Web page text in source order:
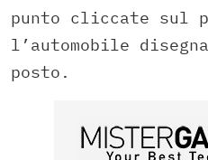
punto cliccate sul
l’automobile
posto.